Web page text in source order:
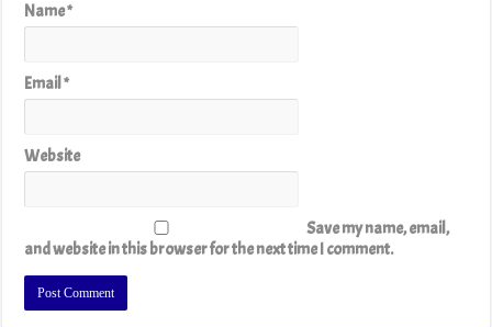
Name*
Email*
Website
Save my name, email,
and website in this browser for the next time I comment.